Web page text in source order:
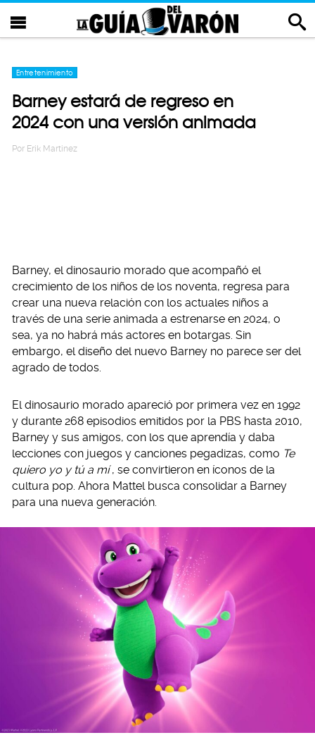
Entretenimiento
Barney estará de regreso en
2024 con una versión animada
Por Erik Martinez
Barney, el dinosaurio morado que acompañó el
crecimiento de los niños de los noventa, regresa para
crear una nueva relación con los actuales niños a
través de una serie animada a estrenarse en 2024, o
sea, ya no habrá más actores en botargas. Sin
embargo, el diseño del nuevo Barney no parece ser del
agrado de todos.
El dinosaurio morado apareció por primera vez en 1992
y durante 268 episodios emitidos por la PBS hasta 2010,
Barney y sus amigos, con los que aprendía y daba
lecciones con juegos y canciones pegadizas, como Te
quiero yo y tú a mí , se convirtieron en íconos de la
cultura pop. Ahora Mattel busca consolidar a Barney
para una nueva generación.